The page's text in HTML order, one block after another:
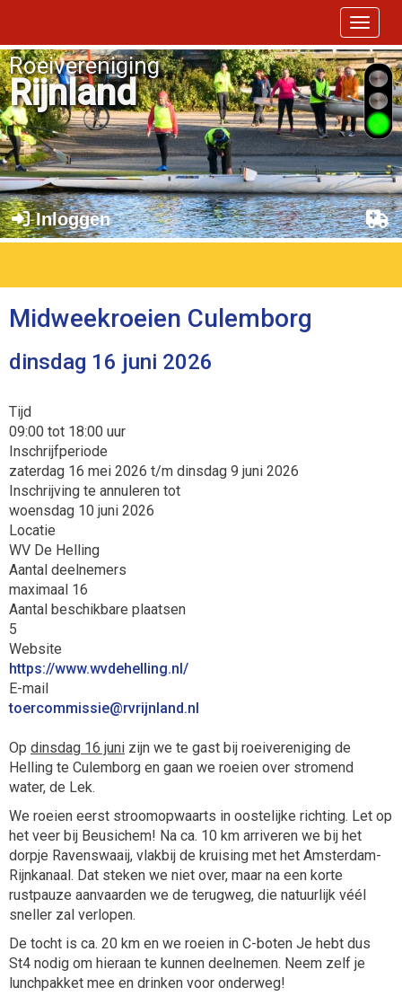
Toggle
Roeivereniging
Rijnland
Inloggen
Midweekroeien Culemborg
dinsdag 16 juni 2026
Tijd
09:00 tot 18:00 uur
Inschrijfperiode
zaterdag 16 mei 2026 t/m dinsdag 9 juni 2026
Inschrijving te annuleren tot
woensdag 10 juni 2026
Locatie
WV De Helling
Aantal deelnemers
maximaal 16
Aantal beschikbare plaatsen
5
Website
https://www.wvdehelling.nl/
E-mail
eissimmocreot@rvrijnland.nl
Op dinsdag 16 juni zijn we te gast bij roeivereniging de
Helling te Culemborg en gaan we roeien over stromend
water, de Lek.
We roeien eerst stroomopwaarts in oostelijke richting. Let op
het veer bij Beusichem! Na ca. 10 km arriveren we bij het
dorpje Ravenswaaij, vlakbij de kruising met het Amsterdam-
Rijnkanaal. Dat steken we niet over, maar na een korte
rustpauze aanvaarden we de terugweg, die natuurlijk véél
sneller zal verlopen.
De tocht is ca. 20 km en we roeien in C-boten Je hebt dus
St4 nodig om hieraan te kunnen deelnemen. Neem zelf je
lunchpakket mee en drinken voor onderweg!